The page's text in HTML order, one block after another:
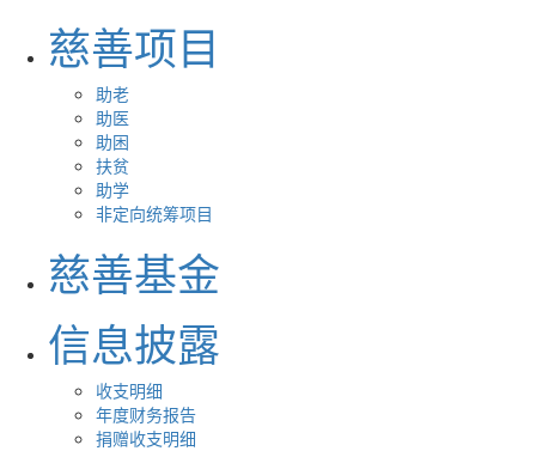
慈善项目
助老
助医
助困
扶贫
助学
非定向统筹项目
慈善基金
信息披露
收支明细
年度财务报告
捐赠收支明细